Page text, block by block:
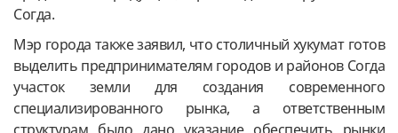
Согда.
Мэр города также заявил, что столичный хукумат готов
выделить предпринимателям городов и районов Согда
участок земли для создания современного
специализированного рынка, а ответственным